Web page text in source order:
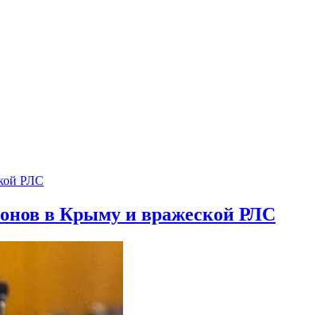
в Крыму и вражеской РЛС